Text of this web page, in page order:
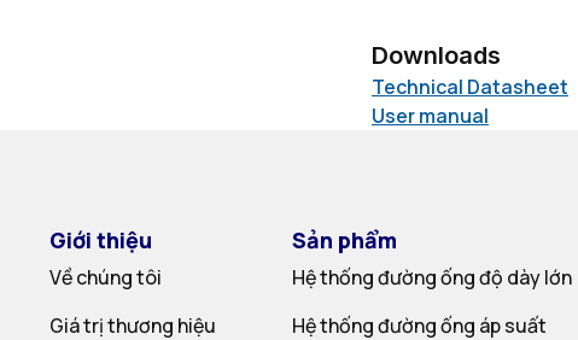
Downloads
Technical Datasheet
User manual
Giới thiệu
Về chúng tôi
Giá trị thương hiệu
Sản phẩm
Hệ thống đường ống độ dày lớn
Hệ thống đường ống áp suất